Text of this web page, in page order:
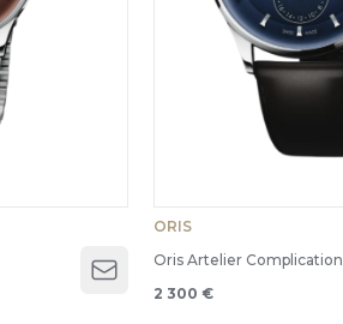
Open menu
ORIS
Oris Artelier Complication
2 300 €